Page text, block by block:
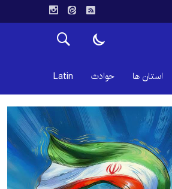
استان ها حوادث Latin